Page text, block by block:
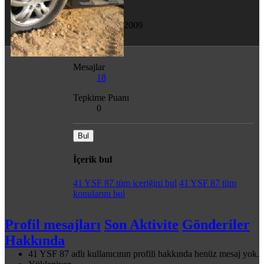
Son görülme
30 Eki 2009
Mesajlar
18
Tepkime Puanı
0
Bul
İçerik bul
41 YSF 87 tüm içeriğini bul 41 YSF 87 tüm
konularını bul
Profil mesajları Son Aktivite Gönderiler
Hakkında
41 YSF 87 adlı kullanıcının profili hakkında henüz mesaj yok.